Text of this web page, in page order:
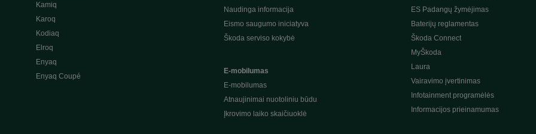
Kamiq
Karoq
Kodiaq
Elroq
Enyaq
Enyaq Coupé
Naudinga informacija
Eismo saugumo iniciatyva
Škoda serviso kokybė
E-mobilumas
E-mobilumas
Atnaujinimai nuotoliniu būdu
Įkrovimo laiko skaičiuoklė
ES Padangų žymėjimas
Baterijų reglamentas
Škoda Connect
MyŠkoda
Laura
Vairavimo įvertinimas
Infotainment programėlės
Informacijos prieinamumas